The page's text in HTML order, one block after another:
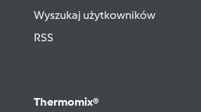
Wyszukaj użytkowników
RSS
Thermomix®